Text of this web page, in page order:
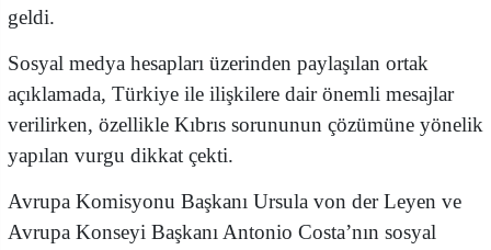
geldi.
​Sosyal medya hesapları üzerinden paylaşılan ortak
açıklamada, Türkiye ile ilişkilere dair önemli mesajlar
verilirken, özellikle Kıbrıs sorununun çözümüne yönelik
yapılan vurgu dikkat çekti.
Avrupa Komisyonu Başkanı Ursula von der Leyen ve
Avrupa Konseyi Başkanı Antonio Costa’nın sosyal